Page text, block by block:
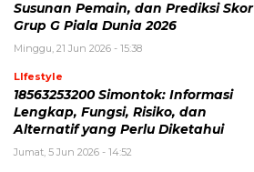
Susunan Pemain, dan Prediksi Skor
Grup G Piala Dunia 2026
Minggu, 21 Jun 2026 - 15:38
LIfestyle
18563253200 Simontok: Informasi
Lengkap, Fungsi, Risiko, dan
Alternatif yang Perlu Diketahui
Jumat, 5 Jun 2026 - 14:52